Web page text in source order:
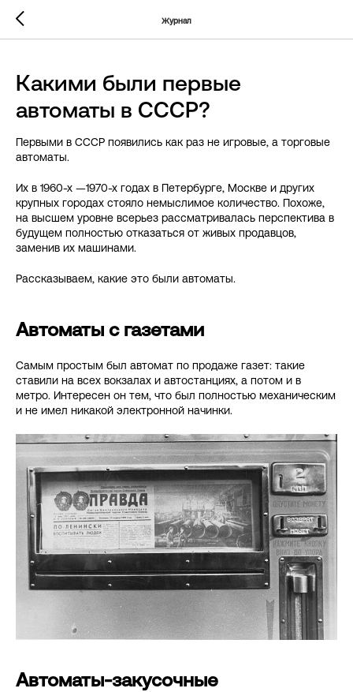
Журнал
Какими были первые
автоматы в СССР?
Первыми в СССР появились как раз не игровые, а торговые
автоматы.
Их в 1960-х —1970-х годах в Петербурге, Москве и других
крупных городах стояло немыслимое количество. Похоже,
на высшем уровне всерьез рассматривалась перспектива в
будущем полностью отказаться от живых продавцов,
заменив их машинами.
Рассказываем, какие это были автоматы.
Автоматы с газетами
Самым простым был автомат по продаже газет: такие
ставили на всех вокзалах и автостанциях, а потом и в
метро. Интересен он тем, что был полностью механическим
и не имел никакой электронной начинки.
Автоматы-закусочные